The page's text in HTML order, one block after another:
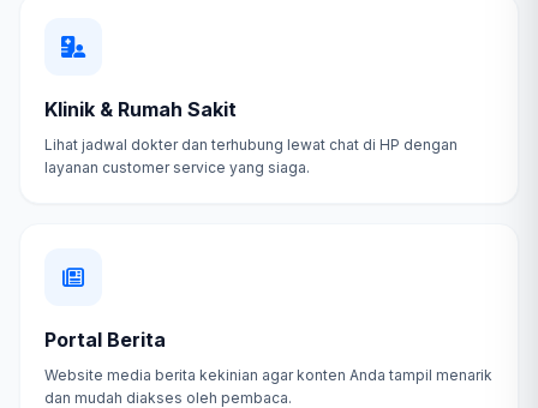
Klinik & Rumah Sakit
Lihat jadwal dokter dan terhubung lewat chat di HP dengan
layanan customer service yang siaga.
Portal Berita
Website media berita kekinian agar konten Anda tampil menarik
dan mudah diakses oleh pembaca.